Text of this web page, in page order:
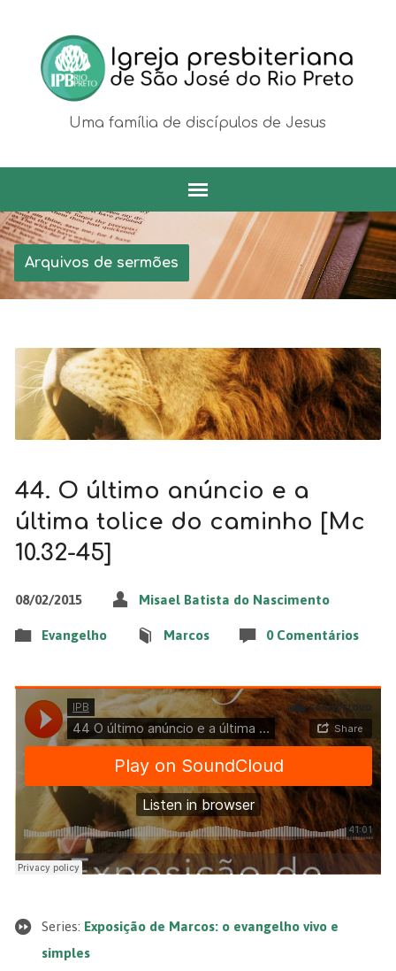
Uma família de discípulos de Jesus
Arquivos de sermões
44. O último anúncio e a
última tolice do caminho [Mc
10.32-45]
08/02/2015 Misael Batista do Nascimento
Evangelho Marcos 0 Comentários
Series: Exposição de Marcos: o evangelho vivo e
simples